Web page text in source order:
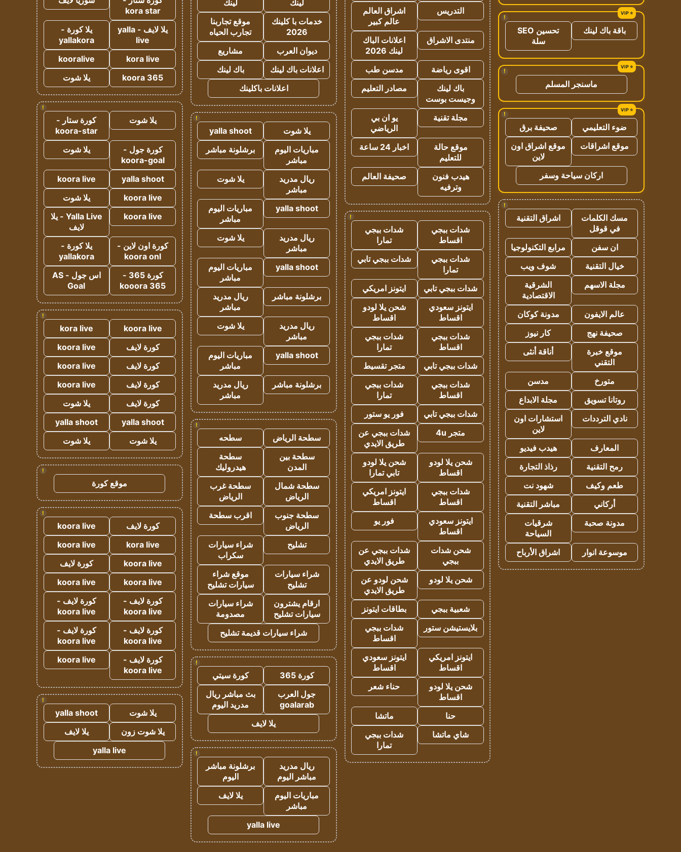
!
باقة باك لينك
تحسين SEO
سلة
!
ماسنجر المسلم
!
ضوء التعليمي
صحيفة برق
موقع اشراقات
موقع اشراق اون
لاين
اركان سياحة وسفر
!
مسك الكلمات
في قوقل
اشراق التقنية
ان سفن
مرابع التكنولوجيا
خيال التقنية
شوف ويب
مجلة الاسهم
الشرقية
الاقتصادية
عالم الايفون
مدونة كوكان
صحيفة نهج
كار نيوز
موقع خبرة
التقني
أناقة أنثى
متورخ
مدسن
روتانا تسويق
مجلة الابداع
نادي الترددات
استشارات اون
لاين
المعارف
هيدب فيديو
رمح التقنية
رذاذ التجارة
طعم وكيف
شهود نت
أركاني
مباشر التقنية
مدونة صحبة
شرقيات
السياحة
موسوعة انوار
اشراق الأرباح
التدريس
اشراق العالم
عالم كبير
منتدى الاشراق
اعلانات الباك
لينك 2026
اقوى رياضة
مدسن طب
باك لينك
وجيست بوست
مصادر التعليم
مجلة تقنية
يو ان بي
الرياضي
موقع حالة
للتعليم
اخبار 24 ساعة
هيدب فنون
وترفيه
صحيفة العالم
!
شدات ببجي
اقساط
شدات ببجي
تمارا
شدات ببجي
تمارا
شدات ببجي تابي
شدات ببجي تابي
ايتونز امريكي
ايتونز سعودي
اقساط
شحن يلا لودو
اقساط
شدات ببجي
اقساط
شدات ببجي
تمارا
شدات ببجي تابي
متجر تقسيط
شدات ببجي
اقساط
شدات ببجي
تمارا
شدات ببجي تابي
فور يو ستور
متجر 4u
شدات ببجي عن
طريق الايدي
شحن يلا لودو
اقساط
شحن يلا لودو
تابي تمارا
شدات ببجي
اقساط
ايتونز امريكي
اقساط
ايتونز سعودي
اقساط
فور يو
شحن شدات
ببجي
شدات ببجي عن
طريق الايدي
شحن يلا لودو
شحن لودو عن
طريق الايدي
شعبية ببجي
بطاقات ايتونز
بلايستيشن ستور
شدات ببجي
اقساط
ايتونز امريكي
اقساط
ايتونز سعودي
اقساط
شحن يلا لودو
اقساط
حناء شعر
حنا
ماتشا
شاي ماتشا
شدات ببجي
تمارا
لينك
لينك
خدمات با كلينك
2026
موقع تجاربنا
تجارب الحياه
ديوان العرب
مشاريع
اعلانات باك لينك
باك لينك
اعلانات باكلينك
!
يلا شوت
yalla shoot
مباريات اليوم
مباشر
برشلونة مباشر
ريال مدريد
مباشر
يلا شوت
yalla shoot
مباريات اليوم
مباشر
ريال مدريد
مباشر
يلا شوت
yalla shoot
مباريات اليوم
مباشر
برشلونة مباشر
ريال مدريد
مباشر
ريال مدريد
مباشر
يلا شوت
yalla shoot
مباريات اليوم
مباشر
برشلونة مباشر
ريال مدريد
مباشر
!
سطحة الرياض
سطحه
سطحة بين
المدن
سطحة
هيدروليك
سطحة شمال
الرياض
سطحة غرب
الرياض
سطحة جنوب
الرياض
اقرب سطحة
تشليح
شراء سيارات
سكراب
شراء سيارات
تشليح
موقع شراء
سيارات تشليح
ارقام يشترون
سيارات تشليح
شراء سيارات
مصدومة
شراء سيارات قديمة تشليح
!
كورة 365
كورة سيتي
جول العرب
goalarab
بث مباشر ريال
مدريد اليوم
يلا لايف
!
ريال مدريد
مباشر اليوم
برشلونة مباشر
اليوم
مباريات اليوم
مباشر
يلا لايف
yalla live
kora star
يلا لايف - yalla
live
يلا كورة -
yallakora
kora live
kooralive
koora 365
يلا شوت
!
يلا شوت
كورة ستار -
koora-star
كورة جول -
koora-goal
يلا شوت
yalla shoot
koora live
koora live
يلا شوت
koora live
Yalla Live - يلا
لايف
كورة اون لاين -
koora onl
يلا كورة -
yallakora
كورة 365 -
kooora 365
اس جول - AS
Goal
!
koora live
kora live
كورة لايف
koora live
كورة لايف
koora live
كورة لايف
koora live
كورة لايف
يلا شوت
yalla shoot
yalla shoot
يلا شوت
يلا شوت
!
موقع كورة
!
كورة لايف
koora live
kora live
koora live
koora live
كورة لايف
koora live
koora live
كورة لايف -
koora live
كورة لايف -
koora live
كورة لايف -
koora live
كورة لايف -
koora live
كورة لايف -
koora live
koora live
!
يلا شوت
yalla shoot
يلا شوت زون
يلا لايف
yalla live